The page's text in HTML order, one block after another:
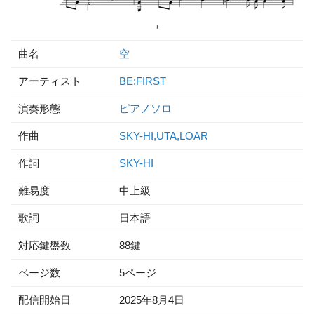
曲名 空
アーティスト BE:FIRST
演奏形態 ピアノソロ
作曲 SKY-HI,UTA,LOAR
作詞 SKY-HI
難易度 中上級
歌詞 日本語
対応鍵盤数 88鍵
ページ数 5ページ
配信開始日 2025年8月4日